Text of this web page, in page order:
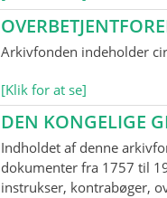
Arkivfonden indeholder
[Klik for at se]
DEN KONGELIGE
Indholdet af denne
dokumenter fra 1757 til
instrukser, kontrabøger,